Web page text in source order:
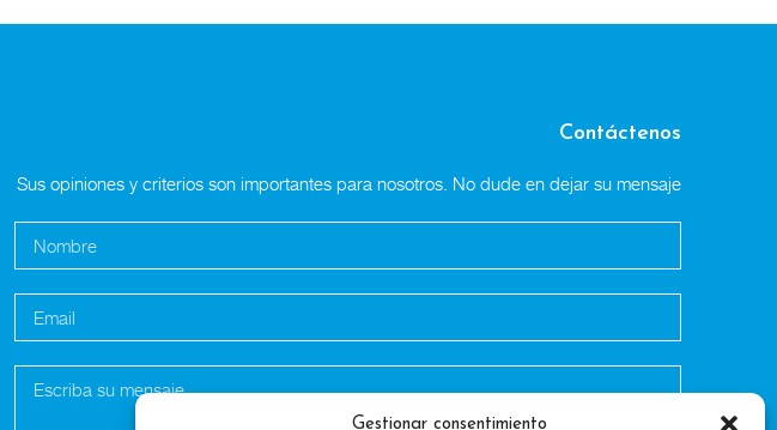
Gestionar consentimiento
Contáctenos
Sus opiniones y criterios son importantes para nosotros. No dude en dejar su mensaje